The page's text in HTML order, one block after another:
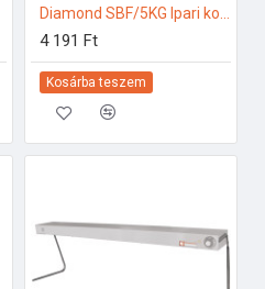
4 191 Ft
Kosárba teszem